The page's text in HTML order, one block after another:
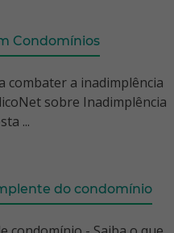
Condomínios
combater a inadimplência
sobre Inadimplência
...
do condomínio